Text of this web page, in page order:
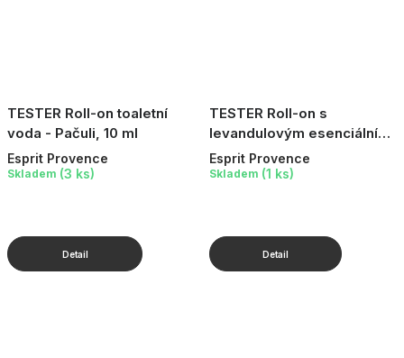
TESTER Roll-on toaletní
voda - Pačuli, 10 ml
Esprit Provence
Skladem (3 ks)
TESTER Roll-on s
levandulovým esenciálním
olejem, 10 ml
Esprit Provence
Skladem (1 ks)